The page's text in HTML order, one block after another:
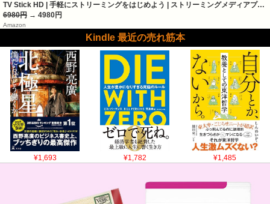
TV Stick HD | 手軽にストリーミングをはじめよう | ストリーミングメディアプ…
6980円 → 4980円
Amazon
Kindle 最近の売れ筋本
¥1,693 ¥1,782 ¥1,485